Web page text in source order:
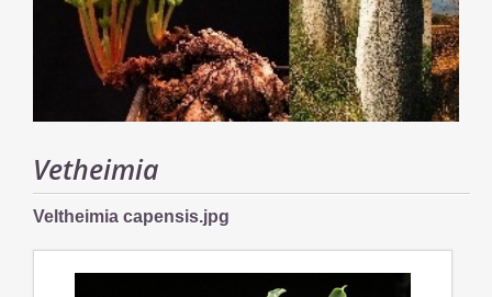
Vetheimia
Veltheimia capensis.jpg